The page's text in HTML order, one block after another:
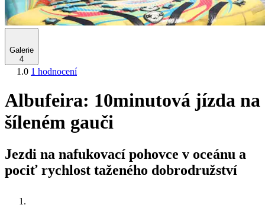
Galerie
4
1.0 1 hodnocení
Albufeira: 10minutová jízda na
šíleném gauči
Jezdi na nafukovací pohovce v oceánu a
pociť rychlost taženého dobrodružství